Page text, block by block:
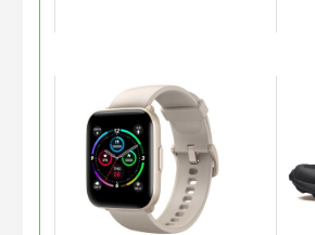
محصول
انتخاب
شوند
این
محصول
دارای
انواع
مختلفی
می